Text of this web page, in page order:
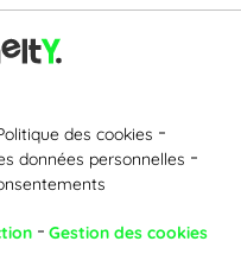
des cookies
données personnelles
Gestion des cookies